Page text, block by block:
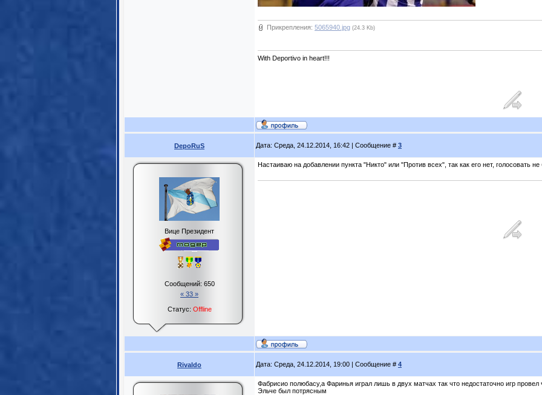
Прикрепления: 5065940.jpg (24.3 Kb)
With Deportivo in heart!!!
DepoRuS Дата: Среда, 24.12.2014, 16:42 | Сообщение # 3
Вице Президент
Сообщений: 650
« 33 »
Статус: Offline
Настаиваю на добавлении пункта "Никто" или "Против всех", так как его нет, голосовать не
Rivaldo Дата: Среда, 24.12.2014, 19:00 | Сообщение # 4
Фабрисио полюбасу,а Фаринья играл лишь в двух матчах так что недостаточно игр провел
Эльче был потрясным